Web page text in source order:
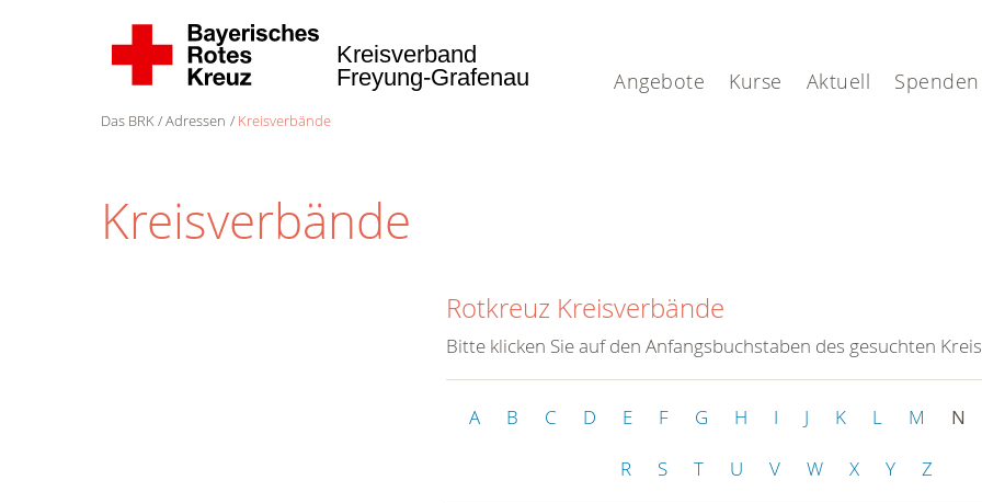
Angebote Kurse Aktuell Spenden
Kreisverband
Freyung-Grafenau
Das BRK Adressen Kreisverbände
Kreisverbände
Rotkreuz Kreisverbände
Bitte klicken Sie auf den Anfangsbuchstaben des gesuchten
A B C D E F G H I J K L M N
R S T U V W X Y Z